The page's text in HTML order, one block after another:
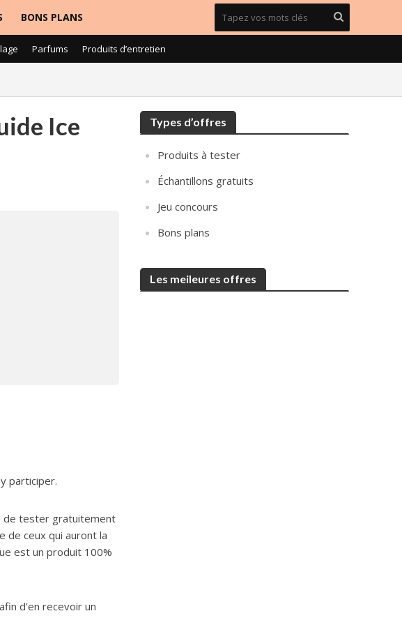
BONS PLANS
Parfums Produits d’entretien
Ice
participer.
de tester gratuitement
de ceux qui auront la
est un produit 100%
d’en recevoir un
Types d’offres
Produits à tester
Échantillons gratuits
Jeu concours
Bons plans
Les meileures offres